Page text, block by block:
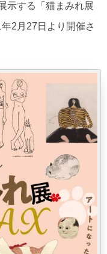
示する「猫まみれ展
2月27日より開催さ